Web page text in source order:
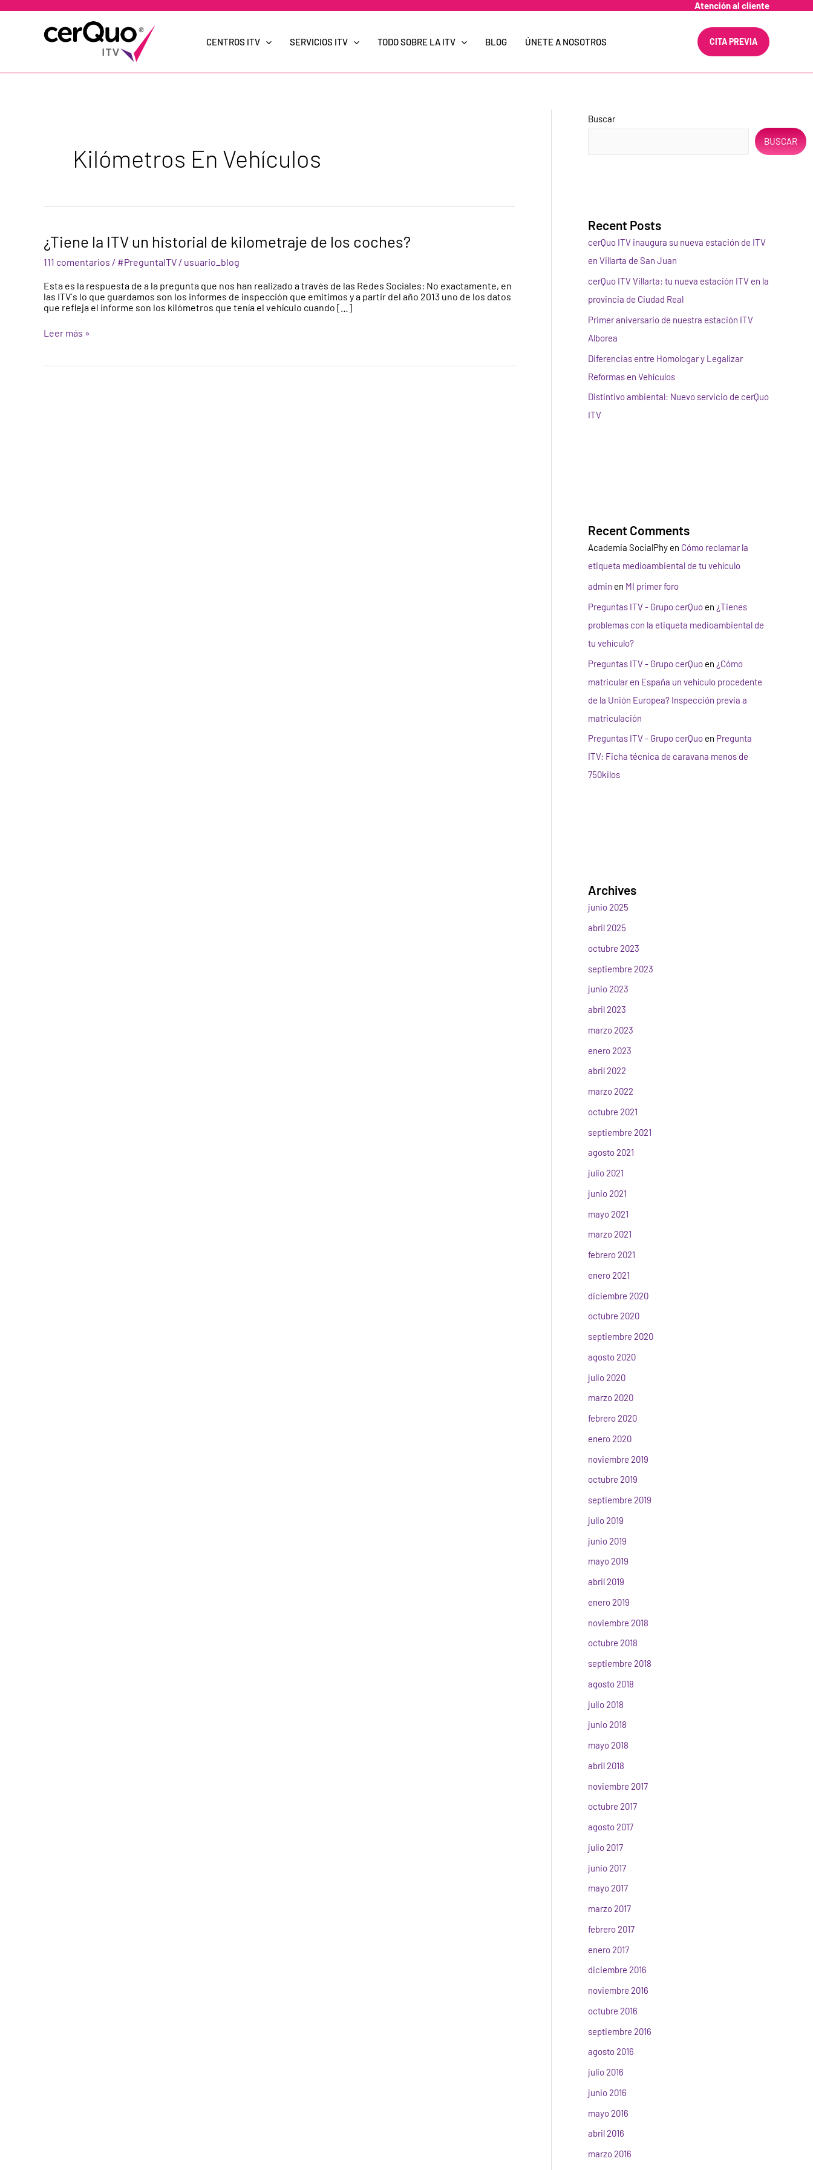
Atención al cliente
CENTROS ITV SERVICIOS ITV TODO SOBRE LA ITV BLOG ÚNETE A NOSOTROS CITA PREVIA
Kilómetros En Vehículos
¿Tiene la ITV un historial de kilometraje de los coches?
111 comentarios / #PreguntaITV / usuario_blog
Esta es la respuesta de a la pregunta que nos han realizado a través de las Redes Sociales: No exactamente, en
las ITV´s lo que guardamos son los informes de inspección que emitimos y a partir del año 2013 uno de los datos
que refleja el informe son los kilómetros que tenía el vehículo cuando […]
¿Tiene
la
ITV
un
de
kilometraje
de
coches?
Leer más »
Buscar
BUSCAR
Recent Posts
cerQuo ITV inaugura su nueva estación de ITV
en Villarta de San Juan
cerQuo ITV Villarta: tu nueva estación ITV en la
provincia de Ciudad Real
Primer aniversario de nuestra estación ITV
Alborea
Diferencias entre Homologar y Legalizar
Reformas en Vehículos
Distintivo ambiental: Nuevo servicio de cerQuo
ITV
Recent Comments
Academia SocialPhy en Cómo reclamar la
etiqueta medioambiental de tu vehículo
admin en MI primer foro
Preguntas ITV - Grupo cerQuo en ¿Tienes
problemas con la etiqueta medioambiental de
tu vehículo?
Preguntas ITV - Grupo cerQuo en ¿Cómo
matricular en España un vehículo procedente
de la Unión Europea? Inspección previa a
matriculación
Preguntas ITV - Grupo cerQuo en Pregunta
ITV: Ficha técnica de caravana menos de
750kilos
Archives
junio 2025
abril 2025
octubre 2023
septiembre 2023
junio 2023
abril 2023
marzo 2023
enero 2023
abril 2022
marzo 2022
octubre 2021
septiembre 2021
agosto 2021
julio 2021
junio 2021
mayo 2021
marzo 2021
febrero 2021
enero 2021
diciembre 2020
octubre 2020
septiembre 2020
agosto 2020
julio 2020
marzo 2020
febrero 2020
enero 2020
noviembre 2019
octubre 2019
septiembre 2019
julio 2019
junio 2019
mayo 2019
abril 2019
enero 2019
noviembre 2018
octubre 2018
septiembre 2018
agosto 2018
julio 2018
junio 2018
mayo 2018
abril 2018
noviembre 2017
octubre 2017
agosto 2017
julio 2017
junio 2017
mayo 2017
marzo 2017
febrero 2017
enero 2017
diciembre 2016
noviembre 2016
octubre 2016
septiembre 2016
agosto 2016
julio 2016
junio 2016
mayo 2016
abril 2016
marzo 2016